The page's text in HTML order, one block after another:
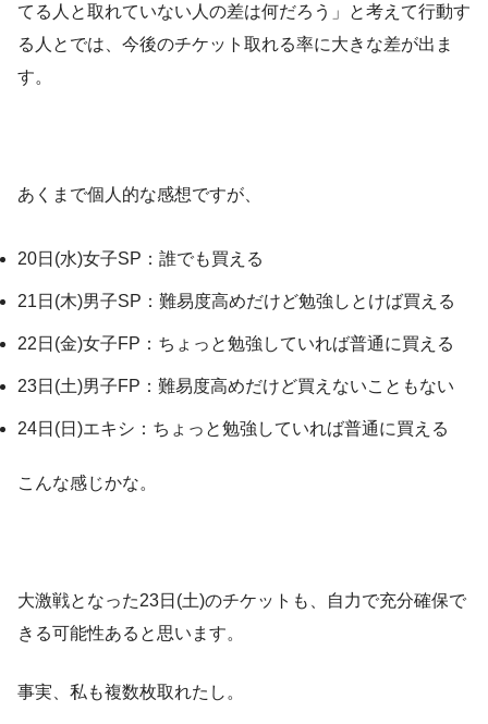
てる人と取れていない人の差は何だろう」と考えて行動す
る人とでは、今後のチケット取れる率に大きな差が出ま
す。
あくまで個人的な感想ですが、
20日(水)女子SP：誰でも買える
21日(木)男子SP：難易度高めだけど勉強しとけば買える
22日(金)女子FP：ちょっと勉強していれば普通に買える
23日(土)男子FP：難易度高めだけど買えないこともない
24日(日)エキシ：ちょっと勉強していれば普通に買える
こんな感じかな。
大激戦となった23日(土)のチケットも、自力で充分確保で
きる可能性あると思います。
事実、私も複数枚取れたし。